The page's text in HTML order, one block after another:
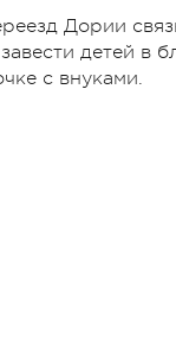
Дории
детей в
с внуками.